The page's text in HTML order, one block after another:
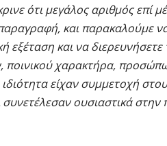
ότι μεγάλος αριθμός επί
και παρακαλούμε
εξέταση και να
ποινικού χαρακτήρα,
είχαν συμμετοχή
συνετέλεσαν ουσιαστικά